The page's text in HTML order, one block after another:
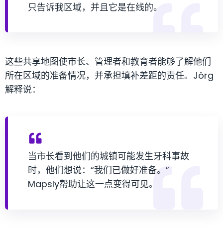
只告诉我区域，并且它是在线的。
这些共享地图使市长、管理者和教育者能够了解他们
所在区域的准备情况，并承担填补差距的责任。Jörg
解释说：
当市长看到他们的城镇可能发生牙科事故
时，他们想说：“我们已做好准备。”
Mapsly帮助让这一点变得可见。